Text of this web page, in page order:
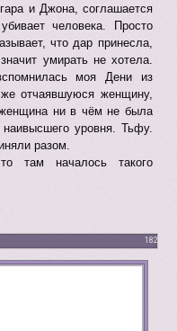
и Джона, соглашается
человека. Просто
что дар принесла,
умирать не хотела.
моя Дени из
отчаявшуюся женщину,
ни в чём не была
уровня. Тьфу.
разом.
там началось такого
182